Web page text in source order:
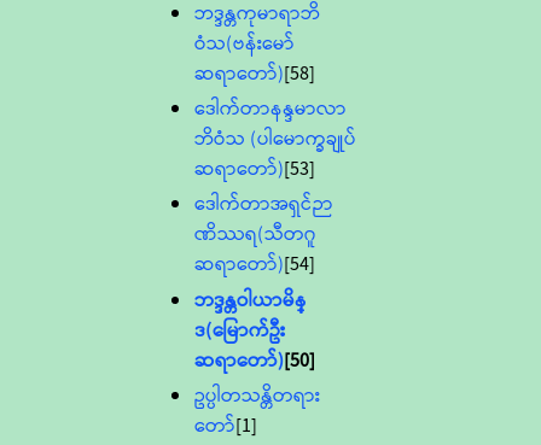
ဘဒ္ဒန္တကုမာရာဘိ
ဝံသ(ဗန်းမော်
ဆရာတော်)[58]
ဒေါက်တာနန္ဒမာလာ
ဘိဝံသ (ပါမောက္ခချုပ်
ဆရာတော်)[53]
ဒေါက်တာအရှင်ဉာ
ဏိဿရ(သီတဂူ
ဆရာတော်)[54]
ဘဒ္ဒန္တဝါယာမိန္
ဒ(မြောက်ဦး
ဆရာတော်)[50]
ဥပ္ပါတသန္တိတရား
တော်[1]